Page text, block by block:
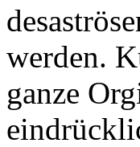
werden.
ganze